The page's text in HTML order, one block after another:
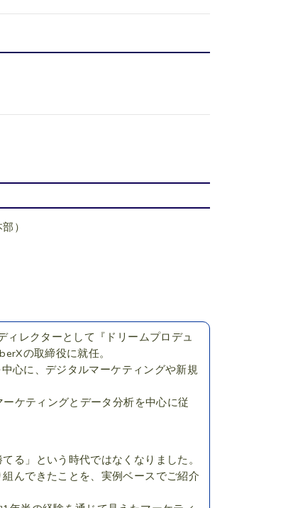
）
レクターとして『ドリームプロデュ
の取締役に就任。
心に、デジタルマーケティングや新規
ケティングとデータ分析を中心に従
る」という時代ではなくなりました。
んできたことを、実例ベースでご紹介